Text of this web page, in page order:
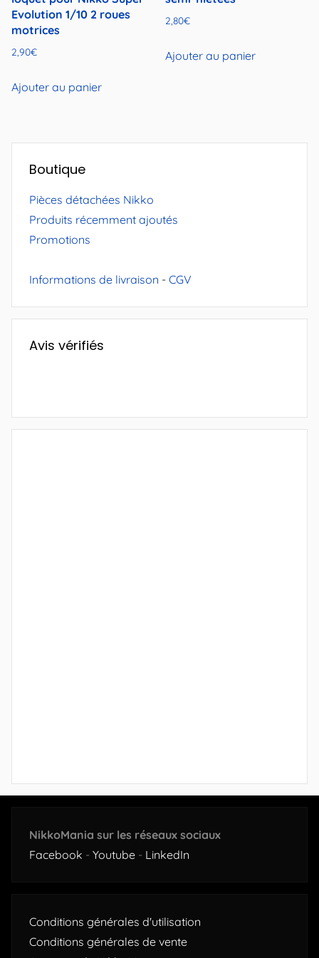
Evolution 1/10 2 roues
motrices
2,90€
Ajouter au panier
2,80€
Ajouter au panier
Boutique
Pièces détachées Nikko
Produits récemment ajoutés
Promotions
Informations de livraison - CGV
Avis vérifiés
NikkoMania sur les réseaux sociaux
Facebook - Youtube - LinkedIn
Conditions générales d'utilisation
Conditions générales de vente